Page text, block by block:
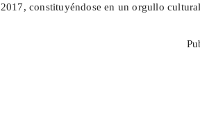
2017, constituyéndose en un orgullo